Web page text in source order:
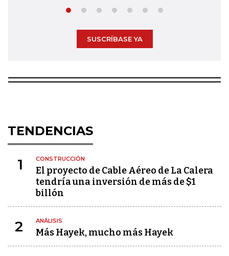
SUSCRÍBASE YA
TENDENCIAS
1 CONSTRUCCIÓN
El proyecto de Cable Aéreo de La Calera
tendría una inversión de más de $1
billón
2 ANÁLISIS
Más Hayek, mucho más Hayek